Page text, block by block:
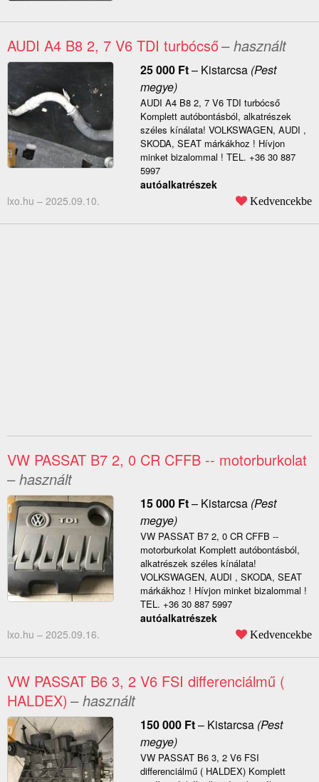
AUDI A4 B8 2, 7 V6 TDI turbócső– használt
25 000 Ft– Kistarcsa(Pest
megye)
AUDI A4 B8 2, 7 V6 TDI turbócső
Komplett autóbontásból, alkatrészek
széles kínálata! VOLKSWAGEN, AUDI ,
SKODA, SEAT márkákhoz ! Hívjon
minket bizalommal ! TEL. +36 30 887
5997
autóalkatrészek
lxo.hu – 2025.09.10. Kedvencekbe
VW PASSAT B7 2, 0 CR CFFB -- motorburkolat
– használt
15 000 Ft– Kistarcsa(Pest
megye)
VW PASSAT B7 2, 0 CR CFFB --
motorburkolat Komplett autóbontásból,
alkatrészek széles kínálata!
VOLKSWAGEN, AUDI , SKODA, SEAT
márkákhoz ! Hívjon minket bizalommal !
TEL. +36 30 887 5997
autóalkatrészek
lxo.hu – 2025.09.16. Kedvencekbe
VW PASSAT B6 3, 2 V6 FSI differenciálmű (
HALDEX) – használt
150 000 Ft– Kistarcsa(Pest
megye)
VW PASSAT B6 3, 2 V6 FSI
differenciálmű ( HALDEX) Komplett